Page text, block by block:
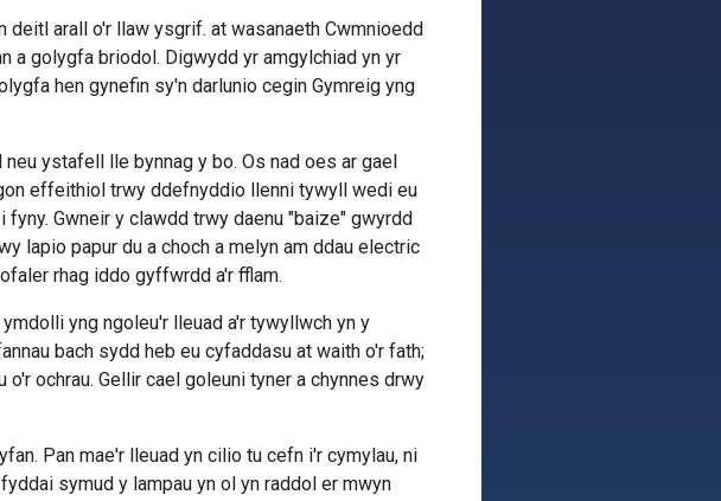
arall o'r llaw ysgrif. at wasanaeth Cwmnioedd
a golygfa briodol. Digwydd yr amgylchiad yn yr
hen gynefin sy'n darlunio cegin Gymreig yng
ystafell lle bynnag y bo. Os nad oes ar gael
effeithiol trwy ddefnyddio llenni tywyll wedi eu
Gwneir y clawdd trwy daenu "baize" gwyrdd
lapio papur du a choch a melyn am ddau electric
rhag iddo gyffwrdd a'r fflam.
yng ngoleu'r lleuad a'r tywyllwch yn y
bach sydd heb eu cyfaddasu at waith o'r fath;
ochrau. Gellir cael goleuni tyner a chynnes drwy
Pan mae'r lleuad yn cilio tu cefn i'r cymylau, ni
symud y lampau yn ol yn raddol er mwyn